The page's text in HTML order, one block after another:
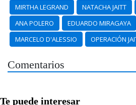
MIRTHA LEGRAND NATACHA JAITT
ANA POLERO
EDUARDO MIRAGAYA
MARCELO D'ALESSIO
OPERACIÓN
Comentarios